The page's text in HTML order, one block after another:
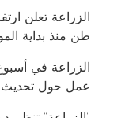
طن منذ بداية
الزراعة في
عمل حول تحديث